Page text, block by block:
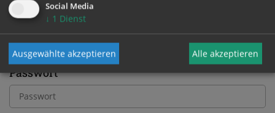
Benutzername
Passwort
Social Media
↓ 1 Dienst
Ausgewählte akzeptieren Alle akzeptieren